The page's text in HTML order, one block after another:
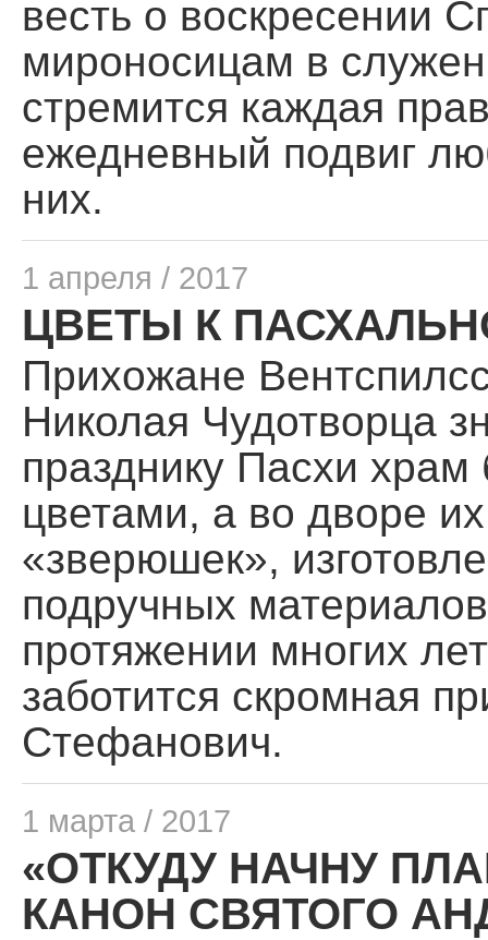
весть о воскресении
мироносицам в
стремится каждая
ежедневный подвиг
них.
1 апреля / 2017
ЦВЕТЫ К
Прихожане
Николая Чудотворца
празднику Пасхи
цветами, а во дворе
«зверюшек»,
подручных
протяжении многих
заботится скромная
Стефанович.
1 марта / 2017
«ОТКУДУ НАЧНУ
КАНОН СВЯТОГО